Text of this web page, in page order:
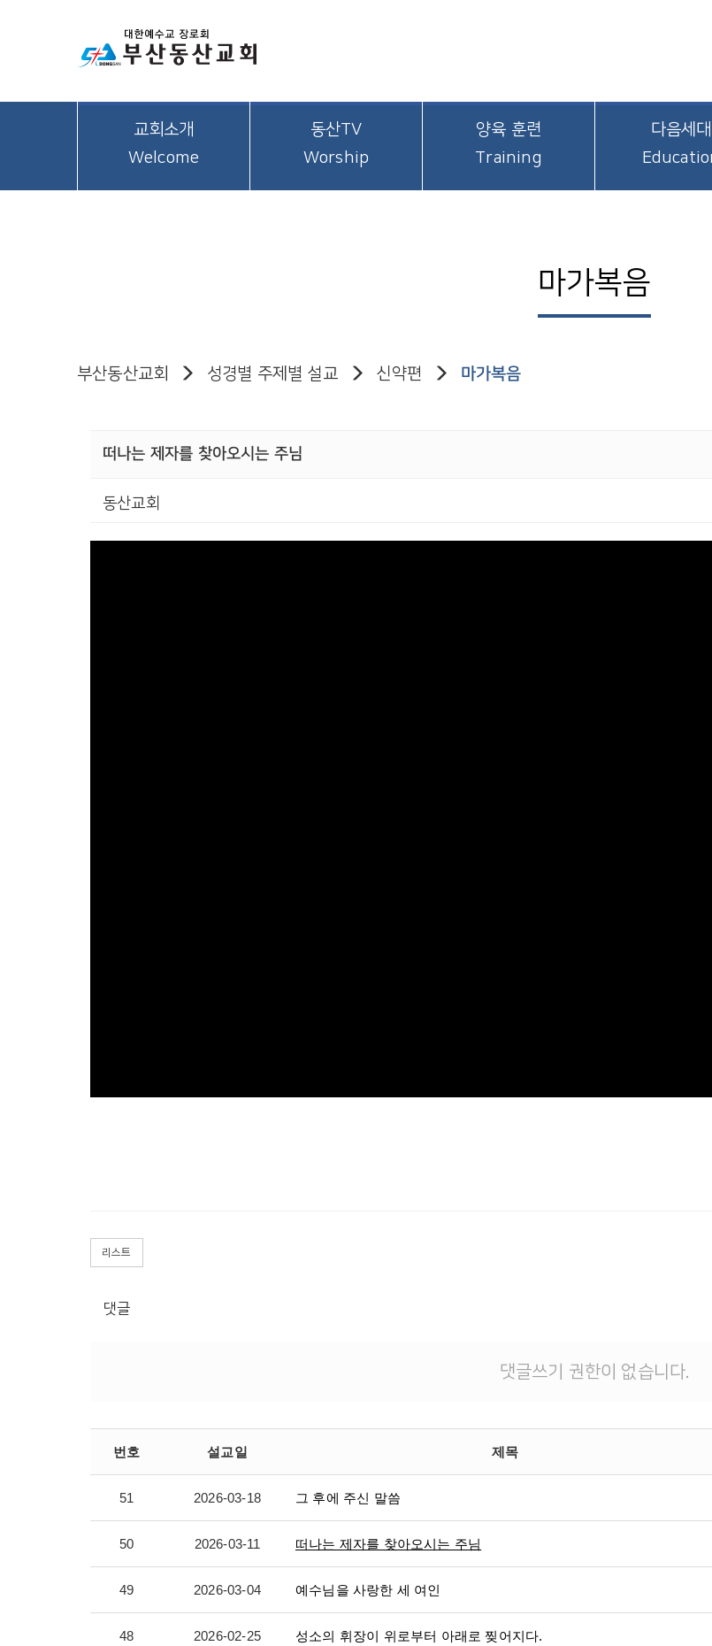
교회소개
Welcome
동산TV
Worship
양육 훈련
Training
다음세대
마가복음
부산동산교회 성경별 주제별 설교 신약편 마가복음
떠나는 제자를 찾아오시는 주님
동산교회
리스트
댓글
댓글쓰기 권한이 없습니다.
번호 설교일 제목
51 2026-03-18 그 후에 주신 말씀
50 2026-03-11 떠나는 제자를 찾아오시는 주님
49 2026-03-04 예수님을 사랑한 세 여인
48 2026-02-25 성소의 휘장이 위로부터 아래로 찢어지다.